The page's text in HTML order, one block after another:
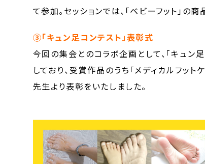
て参加。セッションでは、「ベビーフット」
③「キュン足コンテスト」表彰式
今回の集会とのコラボ企画として、「キ
しており、受賞作品のうち「メディカルフッ
先生より表彰をいたしました。